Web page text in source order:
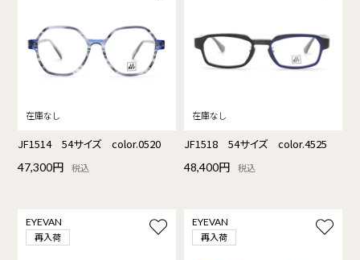
JF1514 54サイズ color.0520
47,300円 税込
JF1518 54サイズ color.4525
48,400円 税込
EYEVAN
再入荷
EYEVAN
再入荷